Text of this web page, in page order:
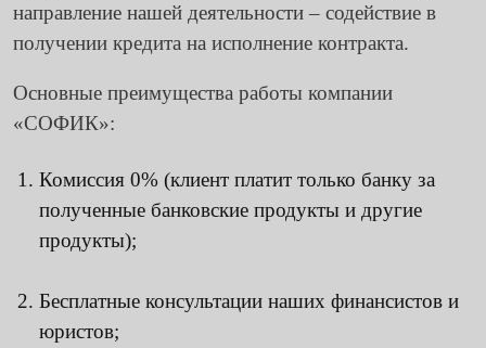
направление нашей деятельности – содействие в
получении кредита на исполнение контракта.
Основные преимущества работы компании
«СОФИК»:
Комиссия 0% (клиент платит только банку за
полученные банковские продукты и другие
продукты);
Бесплатные консультации наших финансистов и
юристов;